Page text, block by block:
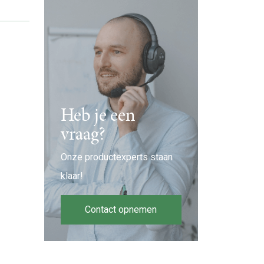
Heb je een
vraag?
Onze productexperts staan
klaar!
Contact opnemen